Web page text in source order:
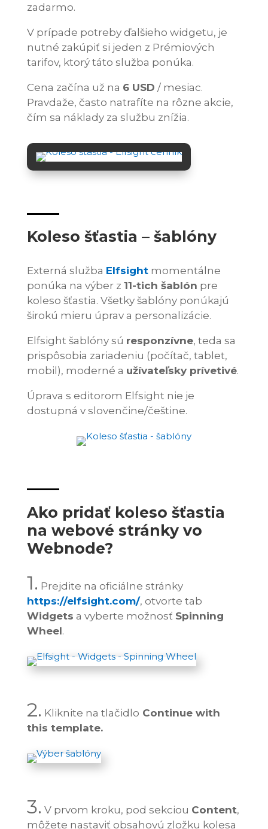
zadarmo.
V prípade potreby ďalšieho widgetu, je
nutné zakúpiť si jeden z Prémiových
tarifov, ktorý táto služba ponúka.
Cena začína už na 6 USD / mesiac.
Pravdaže, často natrafíte na rôzne akcie,
čím sa náklady za službu znížia.
Koleso šťastia – šablóny
Externá služba Elfsightmomentálne
ponúka na výber z 11-tich šablón pre
koleso šťastia. Všetky šablóny ponúkajú
širokú mieru úprav a personalizácie.
Elfsight šablóny sú responzívne, teda sa
prispôsobia zariadeniu (počítač, tablet,
mobil), moderné a užívateľsky prívetivé.
Úprava s editorom Elfsight nie je
dostupná v slovenčine/češtine.
Ako pridať koleso šťastia
na webové stránky vo
Webnode?
1. Prejdite na oficiálne stránky
https://elfsight.com/, otvorte tab
Widgets a vyberte možnosť Spinning
Wheel.
2. Kliknite na tlačidlo Continue with
this template.
3. V prvom kroku, pod sekciou Content,
môžete nastaviť obsahovú zložku kolesa